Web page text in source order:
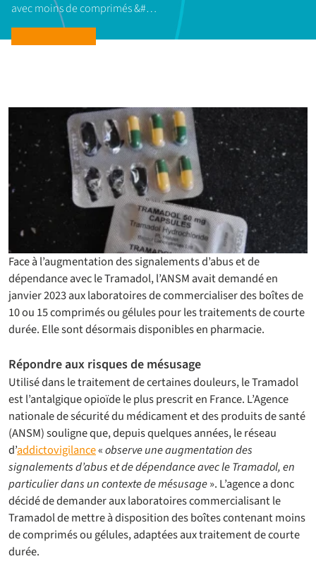
avec moins de comprimés &#…
Face à l’augmentation des signalements d’abus et de
dépendance avec le Tramadol, l’ANSM avait demandé en
janvier 2023 aux laboratoires de commercialiser des boîtes de
10 ou 15 comprimés ou gélules pour les traitements de courte
durée. Elle sont désormais disponibles en pharmacie.
Répondre aux risques de mésusage
Utilisé dans le traitement de certaines douleurs, le Tramadol
est l’antalgique opioïde le plus prescrit en France. L’Agence
nationale de sécurité du médicament et des produits de santé
(ANSM) souligne que, depuis quelques années, le réseau
d’addictovigilance«observe une augmentation des
signalements d’abus et de dépendance avec le Tramadol, en
particulier dans un contexte de mésusage». L’agence a donc
décidé de demander aux laboratoires commercialisant le
Tramadol de mettre à disposition des boîtes contenant moins
de comprimés ou gélules, adaptées aux traitement de courte
durée.